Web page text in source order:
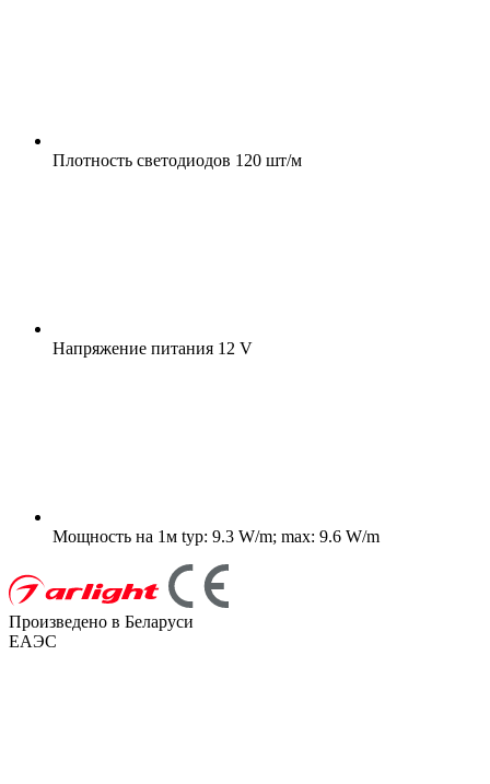
Плотность светодиодов 120 шт/м
Напряжение питания 12 V
Мощность на 1м typ: 9.3 W/m; max: 9.6 W/m
Произведено в Беларуси
ЕАЭС